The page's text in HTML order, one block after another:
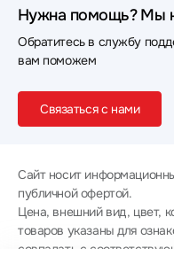
Нужна помощь? Мы
Обратитесь в службу
вам поможем
Связаться с нами
Сайт носит
публичной офертой.
Цена, внешний вид, цвет,
товаров указаны для
совпадать с